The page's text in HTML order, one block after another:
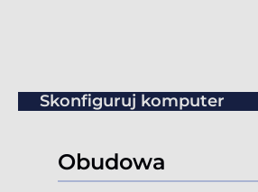
Skonfiguruj komputer
Obudowa